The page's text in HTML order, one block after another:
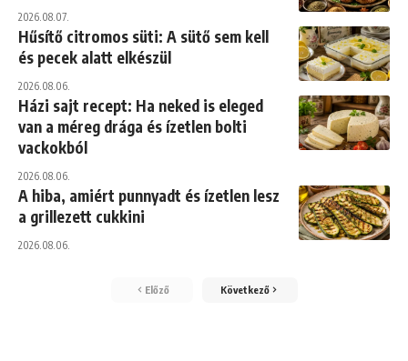
2026.08.07.
Hűsítő citromos süti: A sütő sem kell
és pecek alatt elkészül
2026.08.06.
Házi sajt recept: Ha neked is eleged
van a méreg drága és ízetlen bolti
vackokból
2026.08.06.
A hiba, amiért punnyadt és ízetlen lesz
a grillezett cukkini
2026.08.06.
Előző Következő